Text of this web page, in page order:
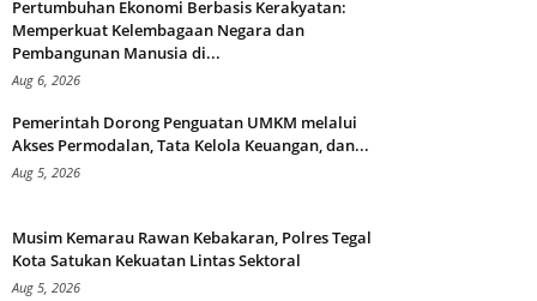
Pertumbuhan Ekonomi Berbasis Kerakyatan:
Memperkuat Kelembagaan Negara dan
Pembangunan Manusia di...
Aug 6, 2026
Pemerintah Dorong Penguatan UMKM melalui
Akses Permodalan, Tata Kelola Keuangan, dan...
Aug 5, 2026
Musim Kemarau Rawan Kebakaran, Polres Tegal
Kota Satukan Kekuatan Lintas Sektoral
Aug 5, 2026